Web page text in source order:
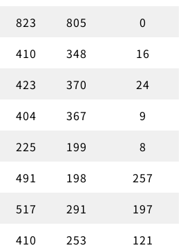
823 805
0
410 348
16
423 370
24
404 367
9
225 199
8
491 198
257
517 291
197
410 253
121